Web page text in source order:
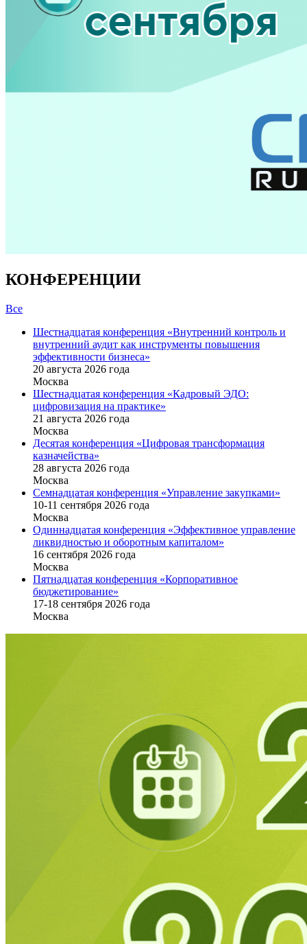
КОНФЕРЕНЦИИ
Все
Шестнадцатая конференция «Внутренний контроль и
внутренний аудит как инструменты повышения
эффективности бизнеса»
20 августа 2026 года
Москва
Шестнадцатая конференция «Кадровый ЭДО:
цифровизация на практике»
21 августа 2026 года
Москва
Десятая конференция «Цифровая трансформация
казначейства»
28 августа 2026 года
Москва
Семнадцатая конференция «Управление закупками»
10-11 сентября 2026 года
Москва
Одиннадцатая конференция «Эффективное управление
ликвидностью и оборотным капиталом»
16 cентября 2026 года
Москва
Пятнадцатая конференция «Корпоративное
бюджетирование»
17-18 сентября 2026 года
Москва